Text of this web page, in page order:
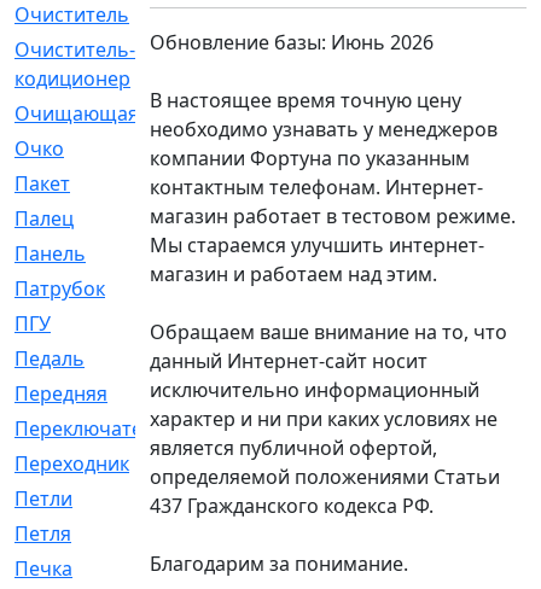
Очиститель
[15]
Очиститель-
кодиционер
[1]
Очищающая
[1]
Очко
[24]
Пакет
[1]
Палец
[4]
Панель
[61]
Патрубок
[248]
ПГУ
[2]
Педаль
[3]
Передняя
[22]
Переключатель
[36]
Переходник
[4]
Петли
[23]
Петля
Печка
[3]
Обновление базы: Июнь 2026
В настоящее время точную цену
необходимо узнавать у менеджеров
компании Фортуна по указанным
контактным телефонам. Интернет-
магазин работает в тестовом режиме.
Мы стараемся улучшить интернет-
магазин и работаем над этим.
Обращаем ваше внимание на то, что
данный Интернет-сайт носит
исключительно информационный
характер и ни при каких условиях не
является публичной офертой,
определяемой положениями Статьи
437 Гражданского кодекса РФ.
Благодарим за понимание.